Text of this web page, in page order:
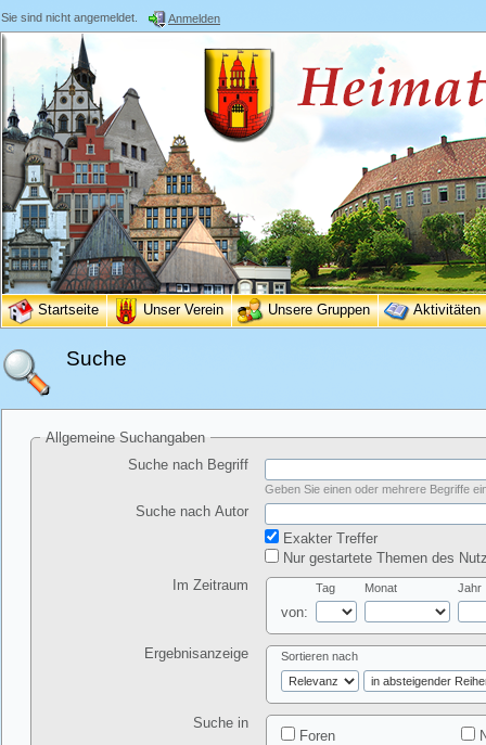
Sie sind nicht angemeldet. Anmelden
Startseite Unser Verein Unsere Gruppen Aktivitäten
Suche
Allgemeine Suchangaben
Suche nach Begriff
Geben Sie einen oder mehrere Begriffe
Suche nach Autor
Exakter Treffer
Nur gestartete Themen des
Im Zeitraum
von:
Tag Monat Jahr
Ergebnisanzeige Sortieren nach
Suche in
Foren